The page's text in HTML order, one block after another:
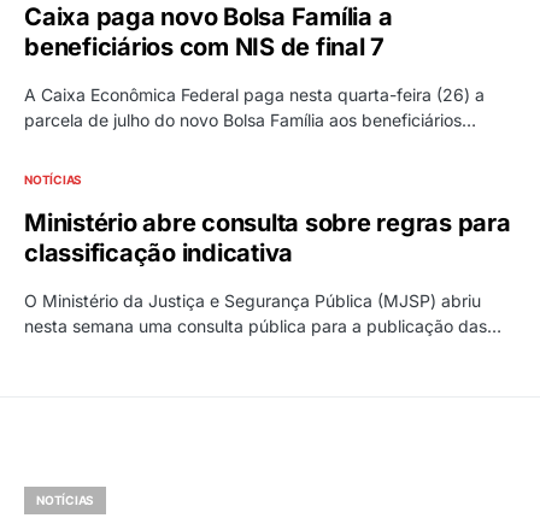
Caixa paga novo Bolsa Família a
beneficiários com NIS de final 7
A Caixa Econômica Federal paga nesta quarta-feira (26) a
parcela de julho do novo Bolsa Família aos beneficiários…
NOTÍCIAS
Ministério abre consulta sobre regras para
classificação indicativa
O Ministério da Justiça e Segurança Pública (MJSP) abriu
nesta semana uma consulta pública para a publicação das…
NOTÍCIAS